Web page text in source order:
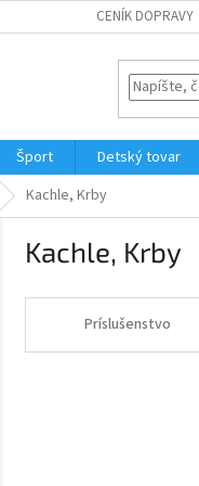
CENÍK DOPRAVY
Šport Detský tovar
Kachle, Krby
Kachle, Krby
Príslušenstvo